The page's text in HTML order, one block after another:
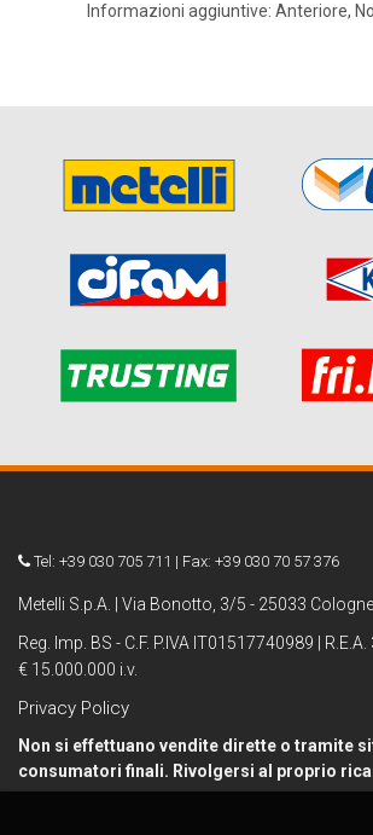
Informazioni aggiuntive: Anteriore,
Tel: +39 030 705 711 | Fax: +39 030 70 57 376
Metelli S.p.A. | Via Bonotto, 3/5 - 25033
Reg. Imp. BS - C.F. P.IVA IT01517740989 |
€ 15.000.000 i.v.
Privacy Policy
Non si effettuano vendite dirette o tramite
consumatori finali. Rivolgersi al proprio